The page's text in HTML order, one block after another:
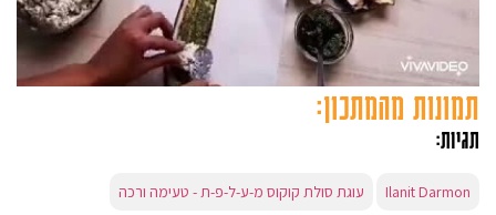
תמונות מהמתכון:
תגיות:
Ilanit Darmon עוגת סולת קוקוס מ-ע-ל-פ-ת - טעימה ורכה